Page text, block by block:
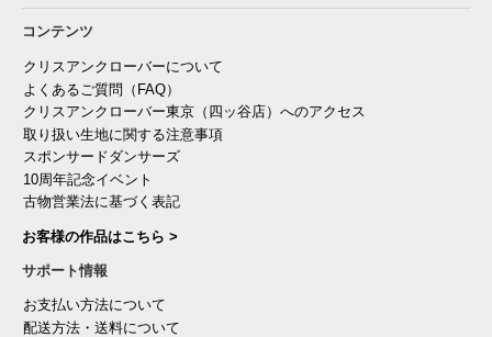
コンテンツ
クリスアンクローバーについて
よくあるご質問（FAQ）
クリスアンクローバー東京（四ッ谷店）へのアクセス
取り扱い生地に関する注意事項
スポンサードダンサーズ
10周年記念イベント
古物営業法に基づく表記
お客様の作品はこちら >
サポート情報
お支払い方法について
配送方法・送料について